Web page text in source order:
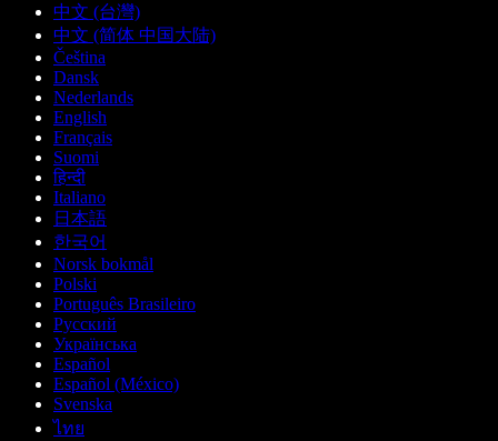
中文 (台灣)
中文 (简体 中国大陆)
Čeština
Dansk
Nederlands
English
Français
Suomi
हिन्दी
Italiano
日本語
한국어
Norsk bokmål
Polski
Português Brasileiro
Русский
Українська
Español
Español (México)
Svenska
ไทย